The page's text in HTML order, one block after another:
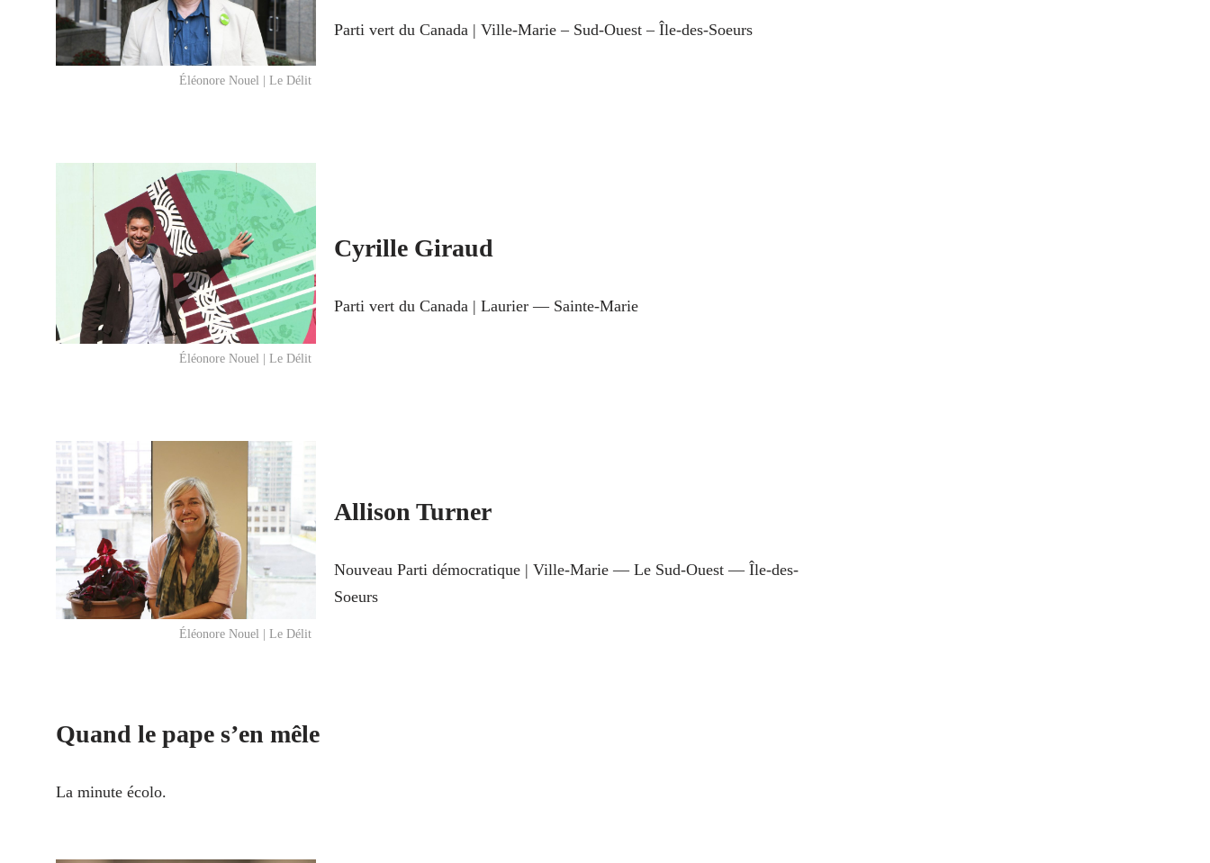
Éléonore Nouel | Le Délit
Parti vert du Canada | Ville-Marie – Sud-Ouest – Île-des-Soeurs
Éléonore Nouel | Le Délit
Cyrille Giraud
Parti vert du Canada | Laurier — Sainte-Marie
Éléonore Nouel | Le Délit
Allison Turner
Nouveau Parti démocratique | Ville-Marie — Le Sud-Ouest — Île-des-
Soeurs
Quand le pape s’en mêle
La minute écolo.